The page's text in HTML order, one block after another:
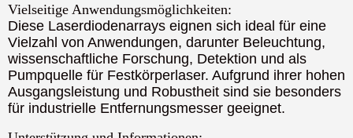
Vielseitige Anwendungsmöglichkeiten:
Diese Laserdiodenarrays eignen sich ideal für eine
Vielzahl von Anwendungen, darunter Beleuchtung,
wissenschaftliche Forschung, Detektion und als
Pumpquelle für Festkörperlaser. Aufgrund ihrer hohen
Ausgangsleistung und Robustheit sind sie besonders
für industrielle Entfernungsmesser geeignet.